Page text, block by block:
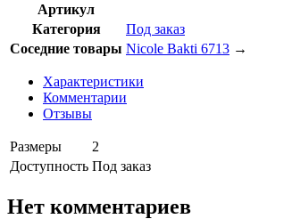
Артикул
Категория
Под заказ
Соседние товары Nicole Bakti 6713 →
Характеристики
Комментарии
Отзывы
Размеры
2
Доступность Под заказ
Нет комментариев